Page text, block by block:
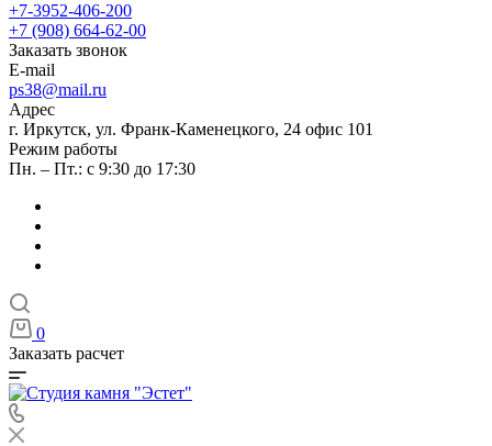
+7-3952-406-200
+7 (908) 664-62-00
Заказать звонок
E-mail
ps38@mail.ru
Адрес
г. Иркутск, ул. Франк-Каменецкого, 24 офис 101
Режим работы
Пн. – Пт.: с 9:30 до 17:30
0
Заказать расчет